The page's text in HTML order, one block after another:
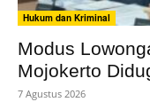
Hukum dan Kriminal
Modus
Mojokerto
7 Agustus 2026